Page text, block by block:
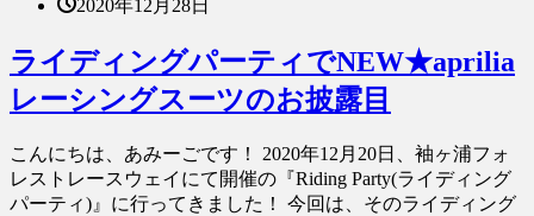
2020年12月28日
ライディングパーティでNEW★aprilia
レーシングスーツのお披露目
こんにちは、あみーごです！ 2020年12月20日、袖ヶ浦フォ
レストレースウェイにて開催の『Riding Party(ライディング
パーティ)』に行ってきました！ 今回は、そのライディング